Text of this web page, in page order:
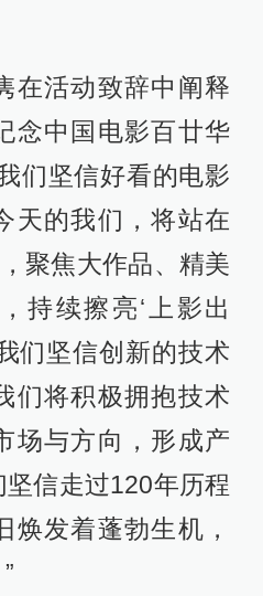
在活动致辞中阐释
念中国电影百廿华
们坚信好看的电影
天的我们，将站在
聚焦大作品、精美
持续擦亮‘上影出
们坚信创新的技术
们将积极拥抱技术
场与方向，形成产
信走过120年历程
焕发着蓬勃生机，